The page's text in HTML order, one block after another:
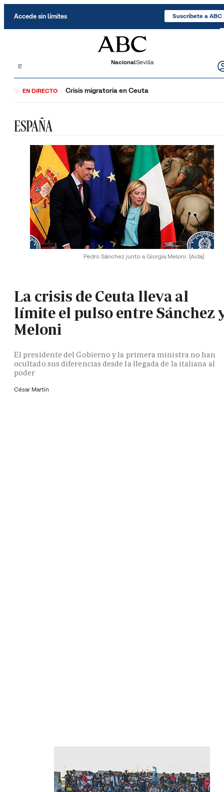
Accede sin límites Suscríbete a ABC
NacionalSevilla
EN DIRECTO Crisis migratoria en Ceuta
ESPAÑA
Pedro Sánchez junto a Giorgia Meloni. (Aida)
La crisis de Ceuta lleva al
límite el pulso entre Sánchez
Meloni
El presidente del Gobierno y la primera ministra no han
ocultado sus diferencias desde la llegada de la italiana al
poder
César Martín